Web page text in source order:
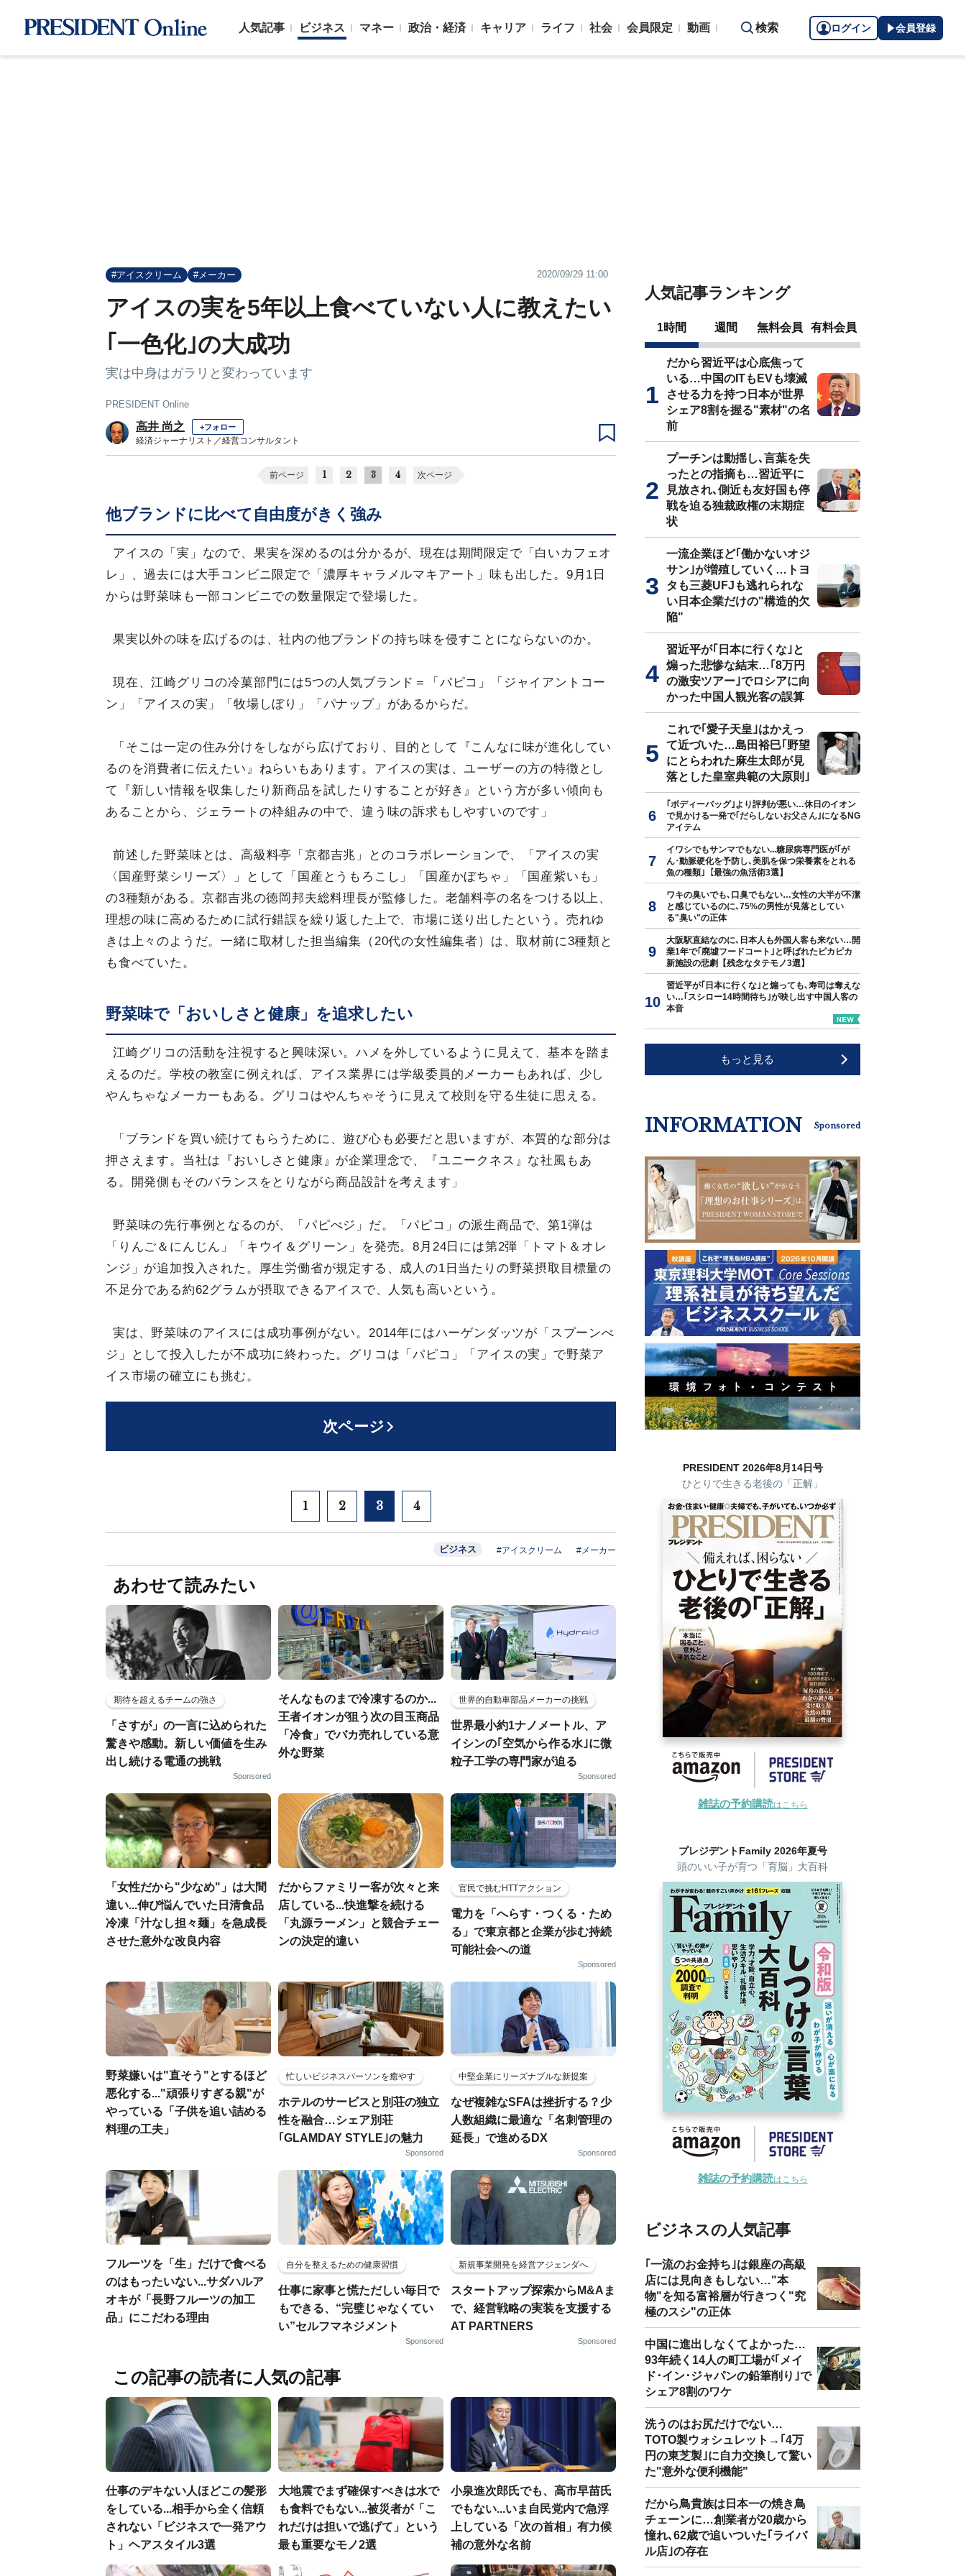
人気記事 ビジネス マネー 政治・経済 キャリア ライフ 社会 会員限定 動画 検索 ログイン 会員登録
#アイスクリーム #メーカー 2020/09/29 11:00
アイスの実を5年以上食べていない人に教えたい
｢一色化｣の大成功
実は中身はガラリと変わっています
PRESIDENT Online
高井 尚之 +フォロー
経済ジャーナリスト／経営コンサルタント
前ページ 1 2 3 4 次ページ
他ブランドに比べて自由度がきく強み
アイスの「実」なので、果実を深めるのは分かるが、現在は期間限定で「白いカフェオ
レ」、過去には大手コンビニ限定で「濃厚キャラメルマキアート」味も出した。9月1日
からは野菜味も一部コンビニでの数量限定で登場した。
果実以外の味を広げるのは、社内の他ブランドの持ち味を侵すことにならないのか。
現在、江崎グリコの冷菓部門には5つの人気ブランド＝「パピコ」「ジャイアントコー
ン」「アイスの実」「牧場しぼり」「パナップ」があるからだ。
「そこは一定の住み分けをしながら広げており、目的として『こんなに味が進化してい
るのを消費者に伝えたい』ねらいもあります。アイスの実は、ユーザーの方の特徴とし
て『新しい情報を収集したり新商品を試したりすることが好き』という方が多い傾向も
あることから、ジェラートの枠組みの中で、違う味の訴求もしやすいのです」
前述した野菜味とは、高級料亭「京都吉兆」とのコラボレーションで、「アイスの実
〈国産野菜シリーズ〉」として「国産とうもろこし」「国産かぼちゃ」「国産紫いも」
の3種類がある。京都吉兆の徳岡邦夫総料理長が監修した。老舗料亭の名をつける以上、
理想の味に高めるために試行錯誤を繰り返した上で、市場に送り出したという。売れゆ
きは上々のようだ。一緒に取材した担当編集（20代の女性編集者）は、取材前に3種類と
も食べていた。
野菜味で「おいしさと健康」を追求したい
江崎グリコの活動を注視すると興味深い。ハメを外しているように見えて、基本を踏ま
えるのだ。学校の教室に例えれば、アイス業界には学級委員的メーカーもあれば、少し
やんちゃなメーカーもある。グリコはやんちゃそうに見えて校則を守る生徒に思える。
「ブランドを買い続けてもらうために、遊び心も必要だと思いますが、本質的な部分は
押さえます。当社は『おいしさと健康』が企業理念で、『ユニークネス』な社風もあ
る。開発側もそのバランスをとりながら商品設計を考えます」
野菜味の先行事例となるのが、「パピべジ」だ。「パピコ」の派生商品で、第1弾は
「りんご＆にんじん」「キウイ＆グリーン」を発売。8月24日には第2弾「トマト＆オレ
ンジ」が追加投入された。厚生労働省が規定する、成人の1日当たりの野菜摂取目標量の
不足分である約62グラムが摂取できるアイスで、人気も高いという。
実は、野菜味のアイスには成功事例がない。2014年にはハーゲンダッツが「スプーンべ
ジ」として投入したが不成功に終わった。グリコは「パピコ」「アイスの実」で野菜ア
イス市場の確立にも挑む。
次ページ
1 2 3 4
ビジネス #アイスクリーム #メーカー
あわせて読みたい
期待を超えるチームの強さ
「さすが」の一言に込められた
驚きや感動。新しい価値を生み
出し続ける電通の挑戦
Sponsored
そんなものまで冷凍するのか...
王者イオンが狙う次の目玉商品
「冷食」でバカ売れしている意
外な野菜
世界的自動車部品メーカーの挑戦
世界最小約1ナノメートル、ア
イシンの｢空気から作る水｣に微
粒子工学の専門家が迫る
Sponsored
「女性だから"少なめ"」は大間
違い...伸び悩んでいた日清食品
冷凍「汁なし担々麺」を急成長
させた意外な改良内容
だからファミリー客が次々と来
店している...快進撃を続ける
「丸源ラーメン」と競合チェー
ンの決定的違い
官民で挑むHTTアクション
電力を「へらす・つくる・ため
る」で東京都と企業が歩む持続
可能社会への道
Sponsored
野菜嫌いは"直そう"とするほど
悪化する..."頑張りすぎる親"が
やっている「子供を追い詰める
料理の工夫」
忙しいビジネスパーソンを癒やす
ホテルのサービスと別荘の独立
性を融合…シェア別荘
｢GLAMDAY STYLE｣の魅力
Sponsored
中堅企業にリーズナブルな新提案
なぜ複雑なSFAは挫折する？少
人数組織に最適な「名刺管理の
延長」で進めるDX
Sponsored
フルーツを「生」だけで食べる
のはもったいない...サダハルア
オキが「長野フルーツの加工
品」にこだわる理由
自分を整えるための健康習慣
仕事に家事と慌ただしい毎日で
もできる、“完璧じゃなくてい
い”セルフマネジメント
Sponsored
新規事業開発を経営アジェンダへ
スタートアップ探索からM&Aま
で、経営戦略の実装を支援する
AT PARTNERS
Sponsored
この記事の読者に人気の記事
仕事のデキない人ほどこの髪形
をしている...相手から全く信頼
されない「ビジネスで一発アウ
ト」ヘアスタイル3選
大地震でまず確保すべきは水で
も食料でもない...被災者が「こ
れだけは担いで逃げて」という
最も重要なモノ2選
小泉進次郎氏でも、高市早苗氏
でもない...いま自民党内で急浮
上している「次の首相」有力候
補の意外な名前
人気記事ランキング
1時間 週間 無料会員 有料会員
だから習近平は心底焦って
いる…中国のITもEVも壊滅
させる力を持つ日本が世界
シェア8割を握る"素材"の名
前
プーチンは動揺し､言葉を失
ったとの指摘も…習近平に
見放され､側近も友好国も停
戦を迫る独裁政権の末期症
状
一流企業ほど｢働かないオジ
サン｣が増殖していく…トヨ
タも三菱UFJも逃れられな
い日本企業だけの"構造的欠
陥"
習近平が｢日本に行くな｣と
煽った悲惨な結末…｢8万円
の激安ツアー｣でロシアに向
かった中国人観光客の誤算
これで｢愛子天皇｣はかえっ
て近づいた…島田裕巳｢野望
にとらわれた麻生太郎が見
落とした皇室典範の大原則｣
｢ボディーバッグ｣より評判が悪い…休日のイオン
で見かける一発で｢だらしないお父さん｣になるNG
アイテム
イワシでもサンマでもない...糖尿病専門医が｢が
ん･動脈硬化を予防し､美肌を保つ栄養素をとれる
魚の種類｣【最強の魚活術3選】
ワキの臭いでも､口臭でもない…女性の大半が不潔
と感じているのに､75%の男性が見落としてい
る"臭い"の正体
大阪駅直結なのに､日本人も外国人客も来ない…開
業1年で｢廃墟フードコート｣と呼ばれたピカピカ
新施設の悲劇【残念なタテモノ3選】
習近平が｢日本に行くな｣と煽っても､寿司は奪えな
い…｢スシロー14時間待ち｣が映し出す中国人客の
本音
もっと見る
INFORMATION Sponsored
PRESIDENT 2026年8月14日号
ひとりで生きる老後の「正解」
雑誌の予約購読はこちら
プレジデントFamily 2026年夏号
頭のいい子が育つ「育脳」大百科
雑誌の予約購読はこちら
ビジネスの人気記事
｢一流のお金持ち｣は銀座の高級
店には見向きもしない…"本
物"を知る富裕層が行きつく"究
極のスシ"の正体
中国に進出しなくてよかった…
93年続く14人の町工場が｢メイ
ド･イン･ジャパンの鉛筆削り｣で
シェア8割のワケ
洗うのはお尻だけでない…
TOTO製ウォシュレット→｢4万
円の東芝製｣に自力交換して驚い
た"意外な便利機能"
だから鳥貴族は日本一の焼き鳥
チェーンに…創業者が20歳から
憧れ､62歳で追いついた｢ライバ
ル店｣の存在